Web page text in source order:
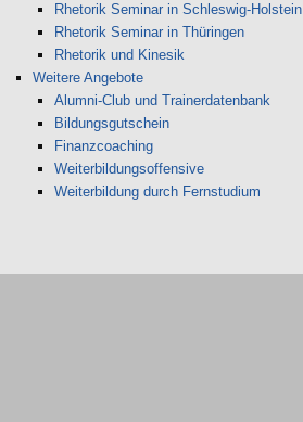
Rhetorik Seminar in Schleswig-Holstein
Rhetorik Seminar in Thüringen
Rhetorik und Kinesik
Weitere Angebote
Alumni-Club und Trainerdatenbank
Bildungsgutschein
Finanzcoaching
Weiterbildungsoffensive
Weiterbildung durch Fernstudium